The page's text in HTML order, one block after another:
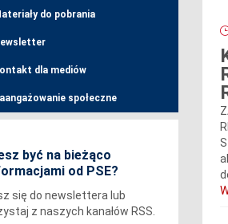
do pobrania
dla mediów
społeczne
być na bieżąco
od PSE?
się do newslettera lub
z naszych kanałów RSS.